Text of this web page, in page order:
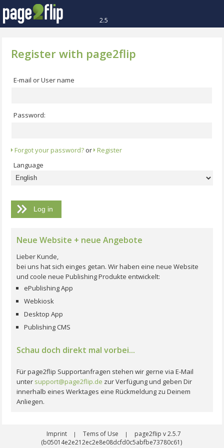
2.5
Register with page2flip
E-mail or User name
Password:
Forgot your password? or Register
Language
Neue Website + neue Angebote
Lieber Kunde,
bei uns hat sich einges getan. Wir haben eine neue Website
und coole neue Publishing Produkte entwickelt:
ePublishing App
Webkiosk
Desktop App
Publishing CMS
Schau doch direkt mal vorbei...
Für page2flip Supportanfragen stehen wir gerne via E-Mail
unter support@page2flip.de zur Verfügung und geben Dir
innerhalb eines Werktages eine Rückmeldung zu Deinem
Anliegen.
Imprint | Tems of Use |
page2flip v 2.5.7
(b05014e2e212ec2e8e08dcfd0c5abfbe73780c61)